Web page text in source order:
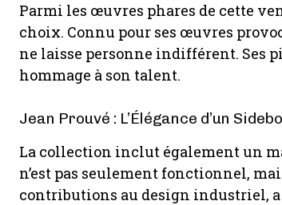
Parmi les œuvres phares de cette
choix. Connu pour ses œuvres
ne laisse personne indifférent. Ses
hommage à son talent.
Jean Prouvé : L’Élégance d’un
La collection inclut également un
n’est pas seulement fonctionnel,
contributions au design industriel,